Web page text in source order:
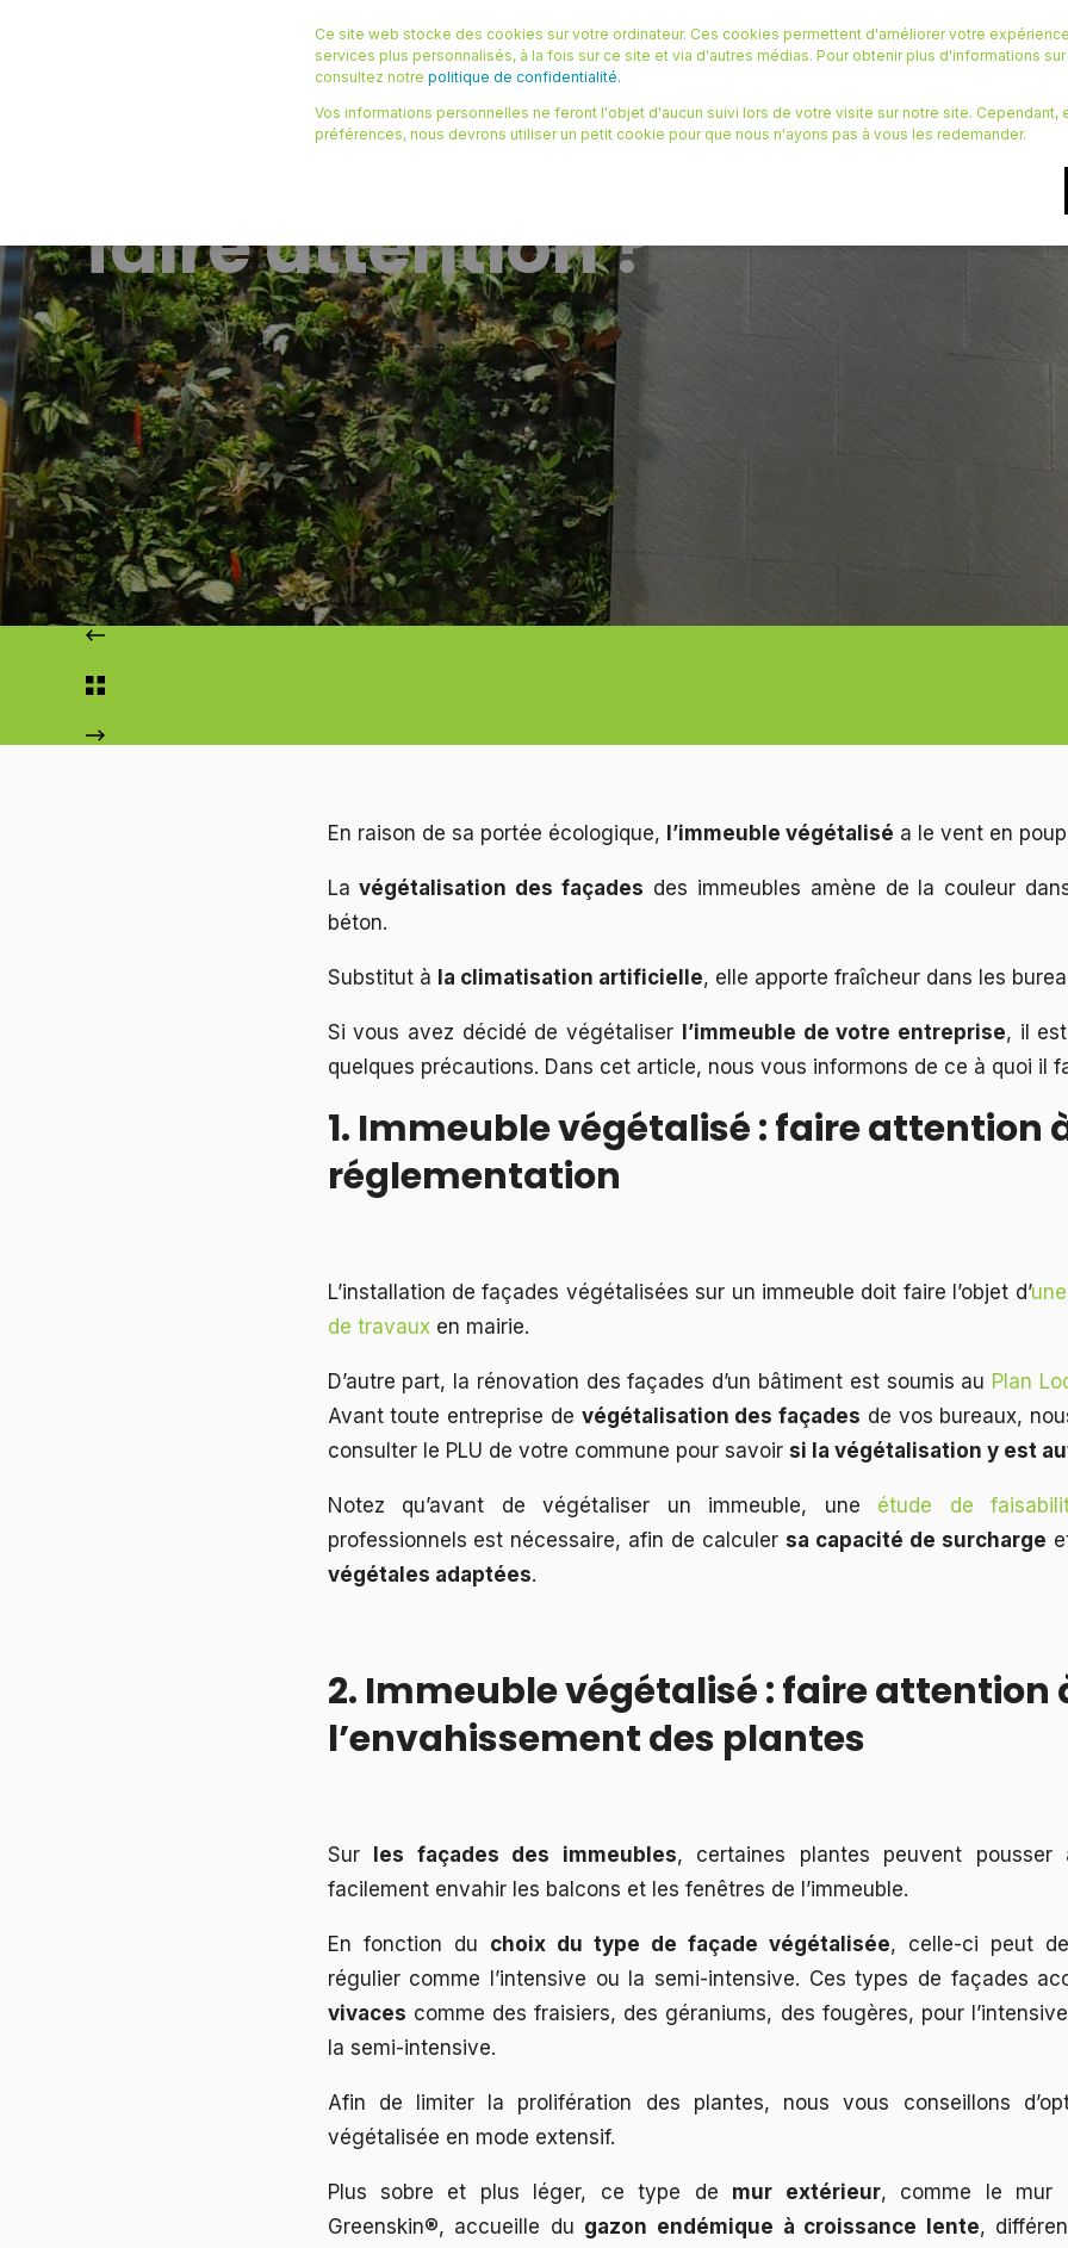
Ce site web stocke des cookies sur votre ordinateur. Ces cookies permettent d'améliorer votre
services plus personnalisés, à la fois sur ce site et via d'autres médias. Pour obtenir plus d'informations
consultez notre politique de confidentialité.
Vos informations personnelles ne feront l'objet d'aucun suivi lors de votre visite sur notre site. Cependant,
préférences, nous devrons utiliser un petit cookie pour que nous n'ayons pas à vous les redemander.
NOS SOLUTIONS NOS RESSOURCES LE BLOG QUI SOMMES NOUS ? CONTACT
10/11/2022 08:40 4 MIN
Immeuble végétalisé : à
faire attention ?
En raison de sa portée écologique, l’immeuble végétalisé a le vent en
Lavégétalisation des façades des immeubles amène de la couleur
béton.
Substitut à la climatisation artificielle, elle apporte fraîcheur dans les
Si vous avez décidé de végétaliser l’immeuble de votre entreprise, il
quelques précautions. Dans cet article, nous vous informons de ce à quoi il
1. Immeuble végétalisé : faire attention
réglementation
L’installation de façades végétalisées sur un immeuble doit faire l’objet d’
de travauxen mairie.
D’autre part, la rénovation des façades d’un bâtiment est soumis au Plan
Avant toute entreprise de végétalisation des façades de vos bureaux,
consulter le PLU de votre commune pour savoir si la végétalisation y est
Notez qu’avant de végétaliser un immeuble, une étude de
professionnels est nécessaire, afin de calculersa capacité de surcharge
végétales adaptées.
2. Immeuble végétalisé : faire attention
l’envahissement des plantes
Sur les façades des immeubles, certaines plantes peuvent
facilement envahir les balcons et les fenêtres de l’immeuble.
En fonction du choix du type de façade végétalisée, celle-ci peut
régulier comme l’intensive ou la semi-intensive. Ces types de façades
vivaces comme des fraisiers, des géraniums, des fougères, pour
la semi-intensive.
Afin de limiter la prolifération des plantes, nous vous conseillons
végétalisée en mode extensif.
Plus sobre et plus léger, ce type de mur extérieur, comme le mur
Greenskin®, accueille du gazon endémique à croissance lente,